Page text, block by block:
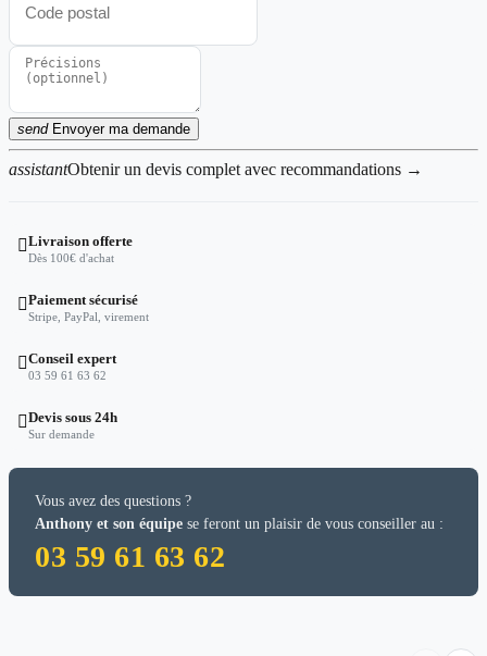
sendEnvoyer ma demande
assistantObtenir un devis complet avec recommandations →
Livraison offerte
Dès 100€ d'achat
Paiement sécurisé
Stripe, PayPal, virement
Conseil expert
03 59 61 63 62
Devis sous 24h
Sur demande
Vous avez des questions ?
Anthony et son équipe se feront un plaisir de vous conseiller au :
03 59 61 63 62